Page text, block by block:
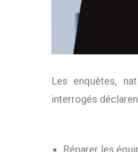
Les enquêtes,
interrogés
Réparer les